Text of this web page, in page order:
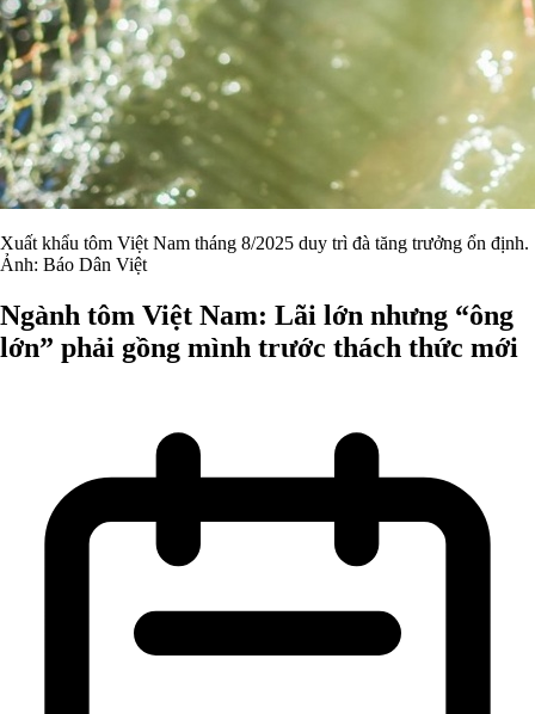
Xuất khẩu tôm Việt Nam tháng 8/2025 duy trì đà tăng trưởng ổn định.
Ảnh: Báo Dân Việt
Ngành tôm Việt Nam: Lãi lớn nhưng “ông
lớn” phải gồng mình trước thách thức mới